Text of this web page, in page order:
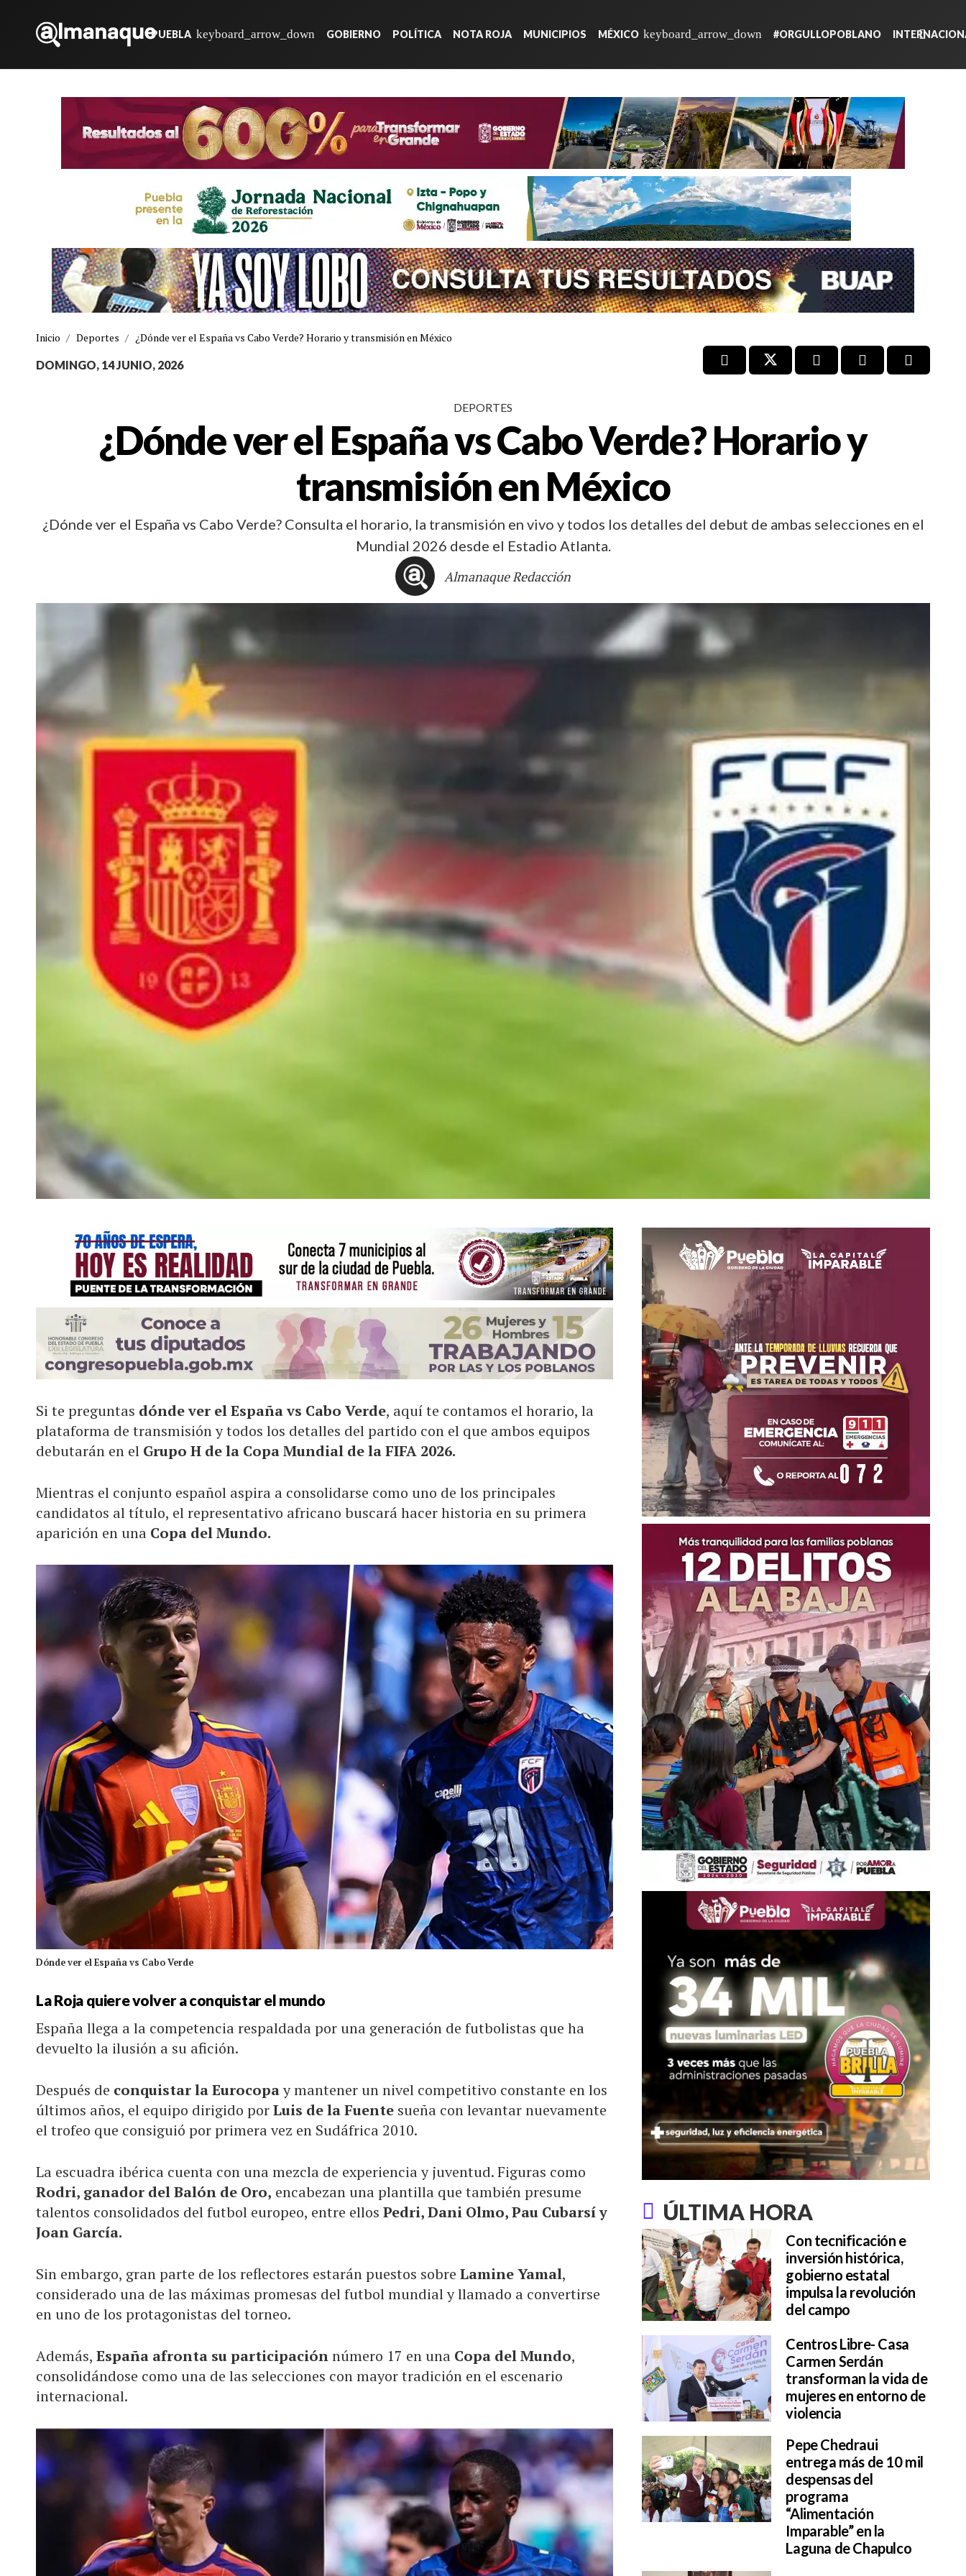
PUEBLA GOBIERNO POLÍTICA NOTA ROJA MUNICIPIOS MÉXICO #ORGULLOPOBLANO
Inicio / Deportes / ¿Dónde ver el España vs Cabo Verde? Horario y transmisión en México
DOMINGO, 14 JUNIO, 2026
DEPORTES
¿Dónde ver el España vs Cabo Verde? Horario y
transmisión en México
¿Dónde ver el España vs Cabo Verde? Consulta el horario, la transmisión en vivo y todos los detalles del debut de ambas selecciones en el
Mundial 2026 desde el Estadio Atlanta.
Almanaque Redacción
Si te preguntas dónde ver el España vs Cabo Verde, aquí te contamos el horario, la
plataforma de transmisión y todos los detalles del partido con el que ambos equipos
debutarán en el Grupo H de la Copa Mundial de la FIFA 2026.
Mientras el conjunto español aspira a consolidarse como uno de los principales
candidatos al título, el representativo africano buscará hacer historia en su primera
aparición en una Copa del Mundo.
Dónde ver el España vs Cabo Verde
La Roja quiere volver a conquistar el mundo
España llega a la competencia respaldada por una generación de futbolistas que ha
devuelto la ilusión a su afición.
Después de conquistar la Eurocopay mantener un nivel competitivo constante en los
últimos años, el equipo dirigido porLuis de la Fuente sueña con levantar nuevamente
el trofeo que consiguió por primera vez en Sudáfrica 2010.
La escuadra ibérica cuenta con una mezcla de experiencia y juventud. Figuras como
Rodri, ganador del Balón de Oro, encabezan una plantilla que también presume
talentos consolidados del futbol europeo, entre ellos Pedri, Dani Olmo, Pau Cubarsí y
Joan García.
Sin embargo, gran parte de los reflectores estarán puestos sobre Lamine Yamal,
considerado una de las máximas promesas del futbol mundial y llamado a convertirse
en uno de los protagonistas del torneo.
Además, España afronta su participaciónnúmero 17 en una Copa del Mundo,
consolidándose como una de las selecciones con mayor tradición en el escenario
internacional.
ÚLTIMA HORA
Con tecnificación e
inversión histórica,
gobierno estatal
impulsa la revolución
del campo
Centros Libre- Casa
Carmen Serdán
transforman la vida de
mujeres en entorno de
violencia
Pepe Chedraui
entrega más de 10 mil
despensas del
programa
“Alimentación
Imparable” en la
Laguna de Chapulco